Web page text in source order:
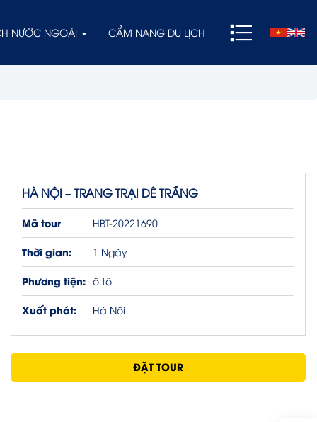
NƯỚC NGOÀI CẨM NANG DU LỊCH
HÀ NỘI – TRANG TRẠI DÊ TRẮNG
Mã tour HBT-20221690
Thời gian: 1 Ngày
Phương tiện: ô tô
Xuất phát: Hà Nội
ĐẶT TOUR